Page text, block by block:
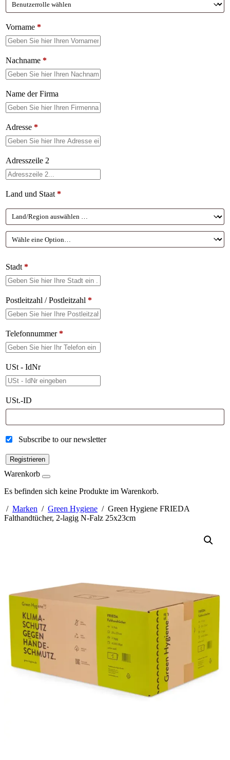
Vorname *
Nachname *
Name der Firma
Adresse *
Adresszeile 2
Land und Staat *
Stadt *
Postleitzahl / Postleitzahl *
Telefonnummer*
USt - IdNr
USt.-ID
Subscribe to our newsletter
Registrieren
Warenkorb
Es befinden sich keine Produkte im Warenkorb.
/ Marken / Green Hygiene / Green Hygiene FRIEDA
Falthandtücher, 2-lagig N-Falz 25x23cm